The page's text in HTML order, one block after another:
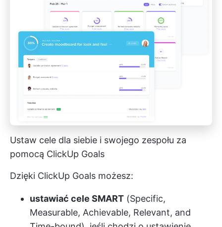
Ustaw cele dla siebie i swojego zespołu za
pomocą ClickUp Goals
Dzięki ClickUp Goals możesz:
ustawiać cele SMART (Specific,
Measurable, Achievable, Relevant, and